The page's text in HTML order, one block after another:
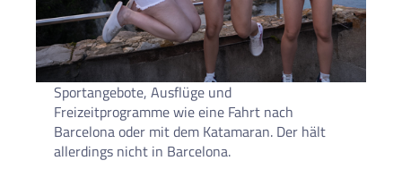
Sportangebote, Ausflüge und
Freizeitprogramme wie eine Fahrt nach
Barcelona oder mit dem Katamaran. Der hält
allerdings nicht in Barcelona.